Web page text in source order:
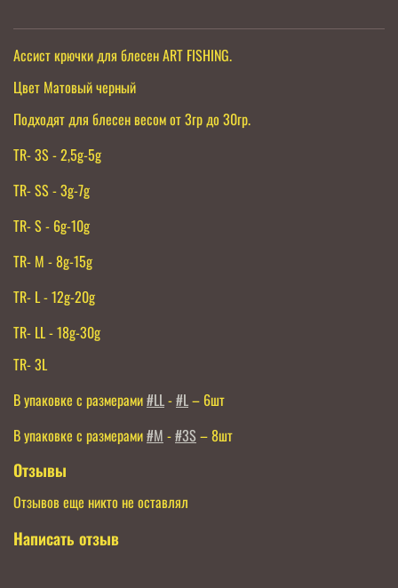
Ассист крючки для блесен ART FISHING.
Цвет Матовый черный
Подходят для блесен весом от 3гр до 30гр.
TR- 3S - 2,5g-5g
TR- SS - 3g-7g
TR- S - 6g-10g
TR- M - 8g-15g
TR- L - 12g-20g
TR- LL - 18g-30g
TR- 3L
В упаковке с размерами#LL-#L– 6шт
В упаковке с размерами#M -#3S – 8шт
Отзывы
Отзывов еще никто не оставлял
Написать отзыв